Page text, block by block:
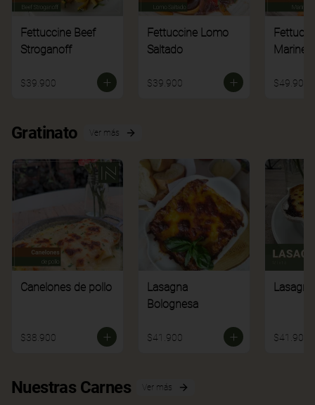
Fettuccine Beef
Stroganoff
$39.900
Fettuccine Lomo
Saltado
$39.900
Marinera
$49.900
Gratinato Ver más
Canelones de pollo
$38.900
Lasagna
Bolognesa
$41.900 $41.900
Nuestras Carnes Ver más